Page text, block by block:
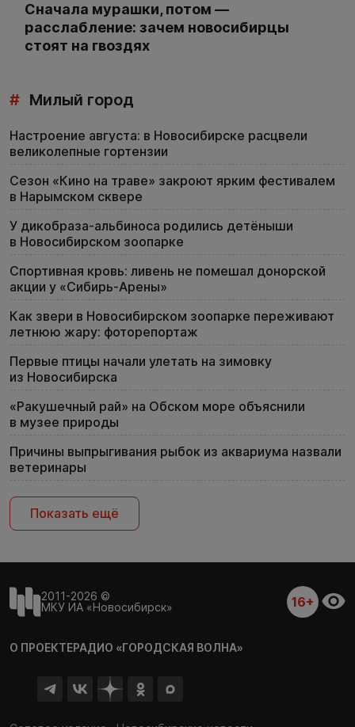
Сначала мурашки, потом —
расслабление: зачем новосибирцы
стоят на гвоздях
# Милый город
Настроение августа: в Новосибирске расцвели
великолепные гортензии
Сезон «Кино на траве» закроют ярким фестивалем
в Нарымском сквере
У дикобраза-альбиноса родились детёныши
в Новосибирском зоопарке
Спортивная кровь: ливень не помешал донорской
акции у «Сибирь-Арены»
Как звери в Новосибирском зоопарке переживают
летнюю жару: фоторепортаж
Первые птицы начали улетать на зимовку
из Новосибирска
«Ракушечный рай» на Обском море объяснили
в музее природы
Причины выпрыгивания рыбок из аквариума назвали
ветеринары
Показать ещё
2011-2026 ©
МКУ ИА «Новосибирск»
16+
О ПРОЕКТЕРАДИО «ГОРОДСКАЯ ВОЛНА»